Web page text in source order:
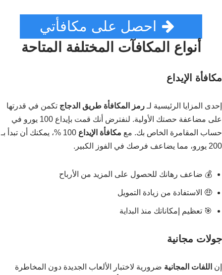
أنواع المكافآت المختلفة المتاحة
مكافأة الإيداع
إحدى المزايا الرئيسية لـ رمز المكافأة طريق الدجاج تكمن في قدرتها
على مضاعفة حصتك الأولية. لنفترض أنك قمت بإيداع 100 يورو في
حساب المقامرة الخاص بك. مع مكافأة الإيداع
100 %، يمكنك أن تبدأ بـ
200 يورو، مما يضاعف فرصك في الفوز الكبير.
💰 ضاعف رهانك للحصول على المزيد من الأرباح
🤑 الاستفادة من زيادة التمويل
🎯 تعظيم إمكاناتك منذ البداية
جولات مجانية
إن اللفات المجانية ضرورية لاختبار الألعاب الجديدة دون المخاطرة